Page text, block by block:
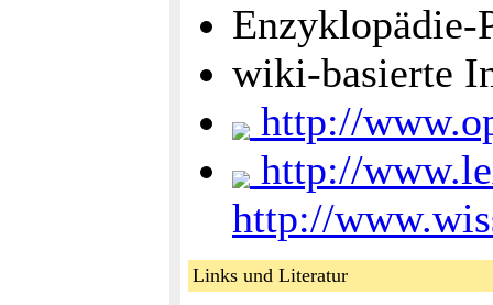
Enzyklopädie-
wiki-basierte
http://
http://
http://
Links und Literatur